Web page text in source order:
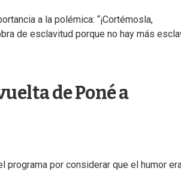
a la polémica: “¡Cortémosla,
de esclavitud porque no hay más
de Poné a
por considerar que el humor